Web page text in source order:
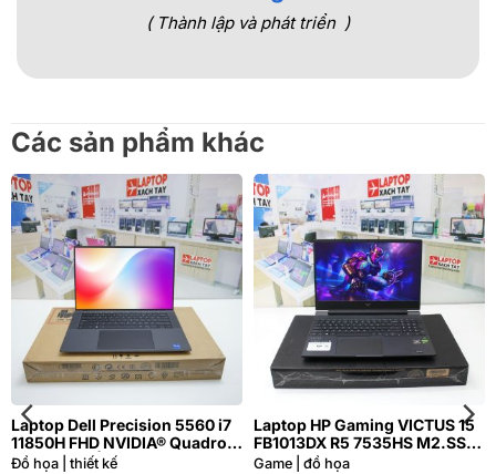
( Thành lập và phát triển )
Các sản phẩm khác
Laptop Dell Precision 5560 i7
11850H FHD NVIDIA® Quadro
T1200 4GB | Hàng xách tay
Đồ họa | thiết kế
Laptop HP Gaming VICTUS 15
FB1013DX R5 7535HS M2.SSD
512GB FHD NVIDIA® GeForce
Game | đồ họa